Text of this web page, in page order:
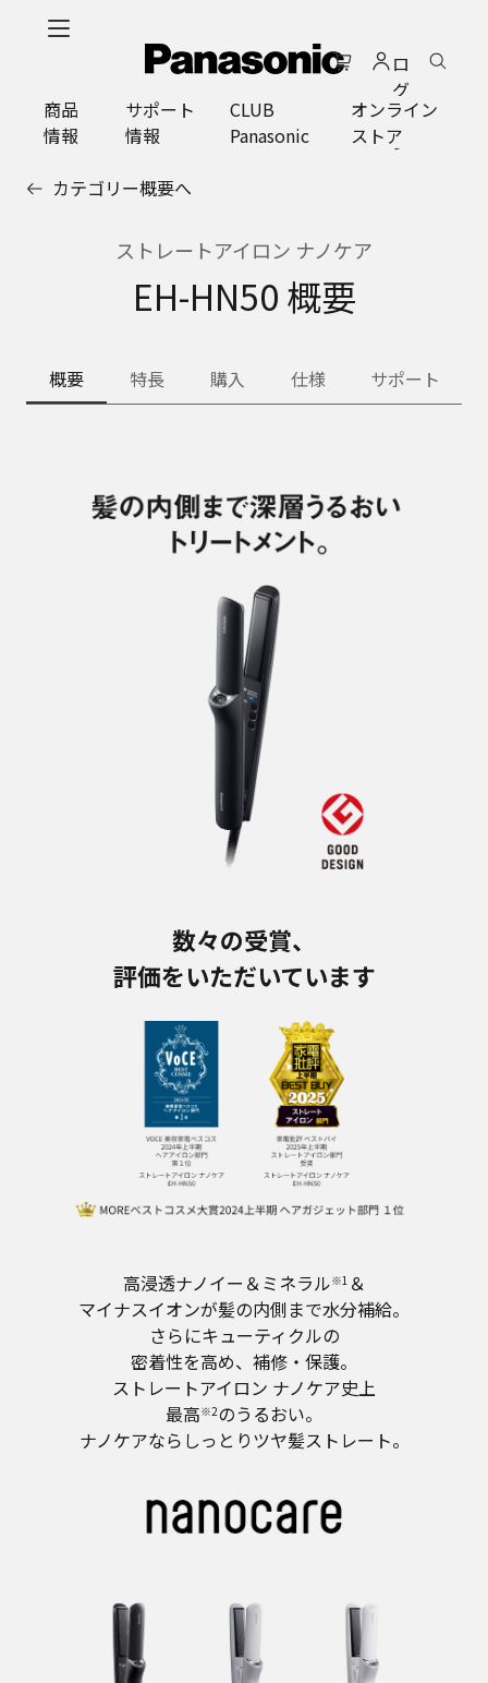
ロ
グ
イ
ン
商品
情報
サポート
情報
CLUB
Panasonic
オンライン
ストア
カテゴリー概要へ
ストレートアイロン ナノケア
EH-HN50 概要
概要 特長 購入 仕様 サポート
数々の受賞、
評価をいただいています
高浸透ナノイー＆ミネラル※1 ＆
マイナスイオンが髪の内側まで水分補給。
さらにキューティクルの
密着性を高め、補修・保護。
ストレートアイロン ナノケア史上
最高※2のうるおい。
ナノケアならしっとりツヤ髪ストレート。